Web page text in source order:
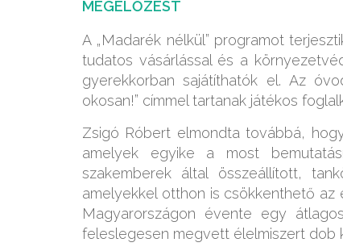
MEGELŐZÉST
A „Madarék nélkül” programot
tudatos vásárlással és a
gyerekkorban sajátíthatók el. Az
okosan!” címmel tartanak játékos
Zsigó Róbert elmondta továbbá,
amelyek egyike a most
szakemberek által összeállított,
amelyekkel otthon is csökkenthető az
Magyarországon évente egy
feleslegesen megvett élelmiszert dob